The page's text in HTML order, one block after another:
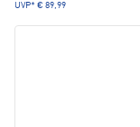
UVP* € 89,99